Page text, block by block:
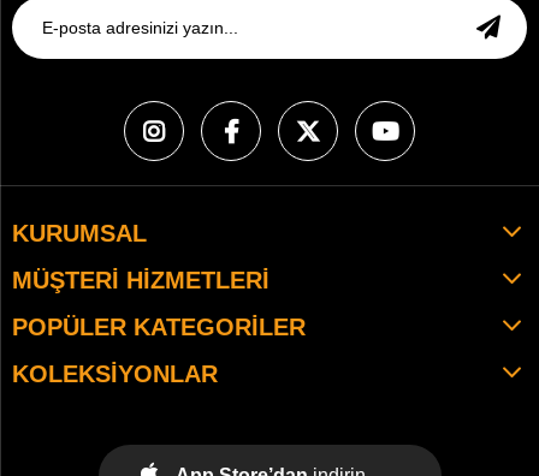
KURUMSAL
MÜŞTERI HIZMETLERI
POPÜLER KATEGORILER
KOLEKSIYONLAR